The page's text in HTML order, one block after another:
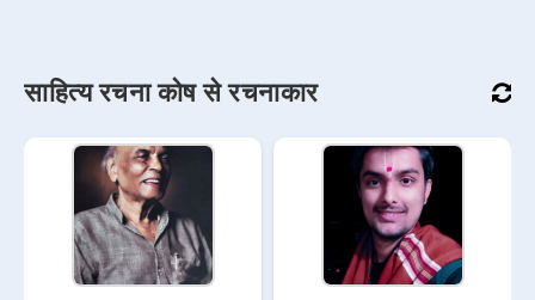
साहित्य रचना कोष से रचनाकार